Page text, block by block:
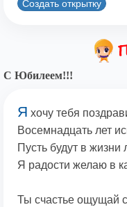
Создать открытку
С Юбилеем!!!
Я хочу тебя
Восемнадцать лет
Пусть будут в
Я радости желаю в
Ты счастье ощущай